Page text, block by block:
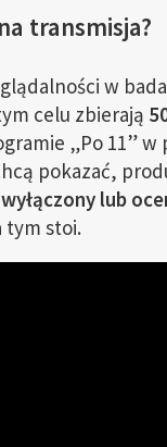
transmisja?
w
celu zbierają
„Po 11” w
pokazać,
lub
tym stoi.